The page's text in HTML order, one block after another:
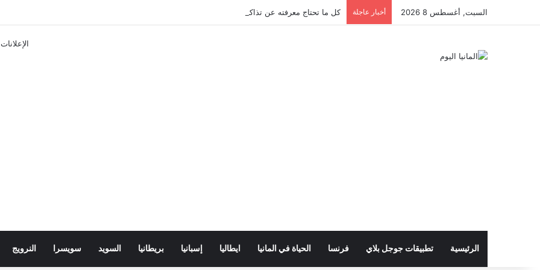
السبت, أغسطس 8 2026 أخبار عاجلة كل ما تحتاج معرفته عن تذاكر ووسائل النقل في باريس 2025
الإعلانات
الرئيسية تطبيقات جوجل بلاي فرنسا الحياة في المانيا ايطاليا إسبانيا بريطانيا السويد سويسرا النرويج